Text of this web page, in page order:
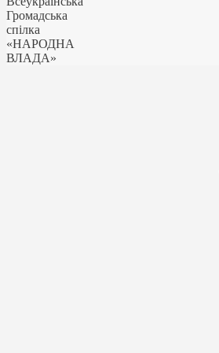
Громадська
спілка
«НАРОДНА
ВЛАДА»